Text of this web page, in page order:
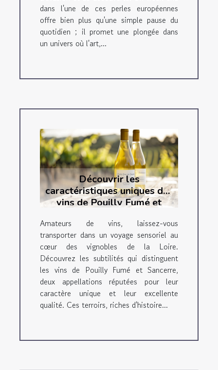
dans l'une de ces perles européennes
offre bien plus qu'une simple pause du
quotidien ; il promet une plongée dans
un univers où l'art,...
Découvrir les
caractéristiques uniques des
vins de Pouilly Fumé et
Amateurs de vins, laissez-vous
transporter dans un voyage sensoriel au
cœur des vignobles de la Loire.
Découvrez les subtilités qui distinguent
les vins de Pouilly Fumé et Sancerre,
deux appellations réputées pour leur
caractère unique et leur excellente
qualité. Ces terroirs, riches d'histoire...